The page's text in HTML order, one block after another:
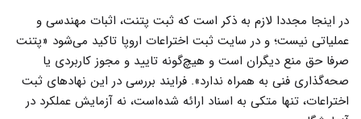
در اینجا مجددا لازم به ذکر است که ثبت پتنت، اثبات مهندسی و
عملیاتی نیست؛ و در سایت ثبت اختراعات اروپا تاکید می‌شود «پتنت
صرفا حق منع دیگران است و هیچ‌گونه تایید و مجوز کاربردی یا
صحه‌گذاری فنی به همراه ندارد». فرایند بررسی در این نهادهای ثبت
اختراعات، تنها متکی به اسناد ارائه شده‌است، نه آزمایش عملکرد در